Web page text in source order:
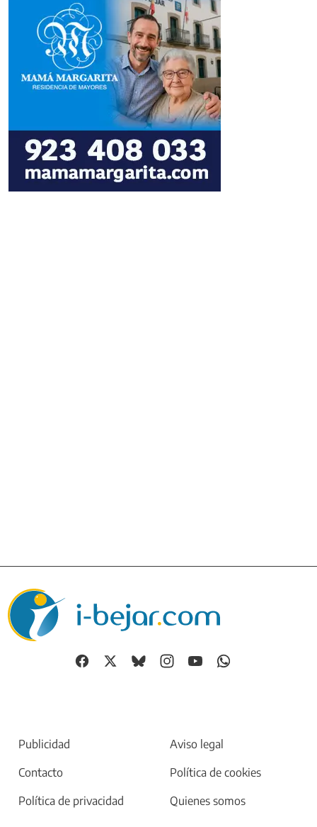
Publicidad
Aviso legal
Contacto
Política de cookies
Política de privacidad
Quienes somos